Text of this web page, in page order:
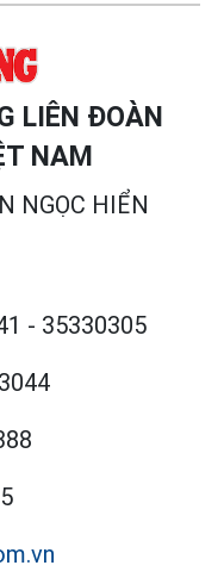
LIÊN ĐOÀN
NAM
NGỌC HIỂN
- 35330305